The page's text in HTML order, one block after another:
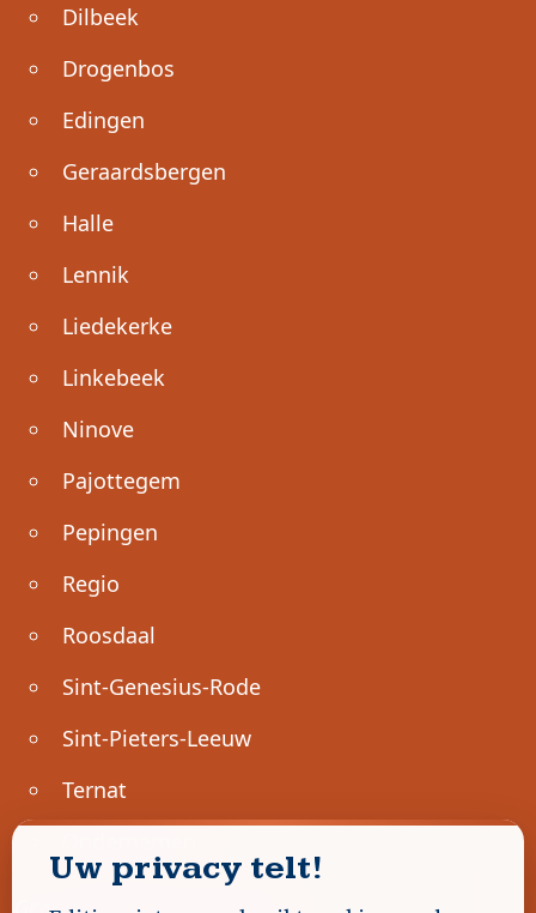
Dilbeek
Drogenbos
Edingen
Geraardsbergen
Halle
Lennik
Liedekerke
Linkebeek
Ninove
Pajottegem
Pepingen
Regio
Roosdaal
Sint-Genesius-Rode
Sint-Pieters-Leeuw
Ternat
Geen advertenties gevonden.
Uw privacy telt!